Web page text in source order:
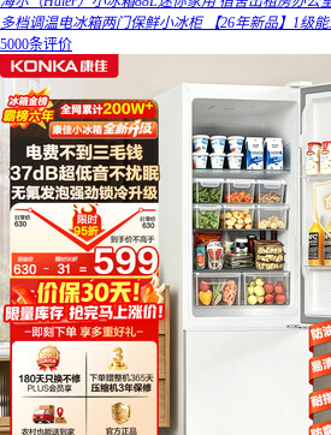
多档调温电冰箱两门保鲜小冰柜 【26年新品】1级能
5000条评价